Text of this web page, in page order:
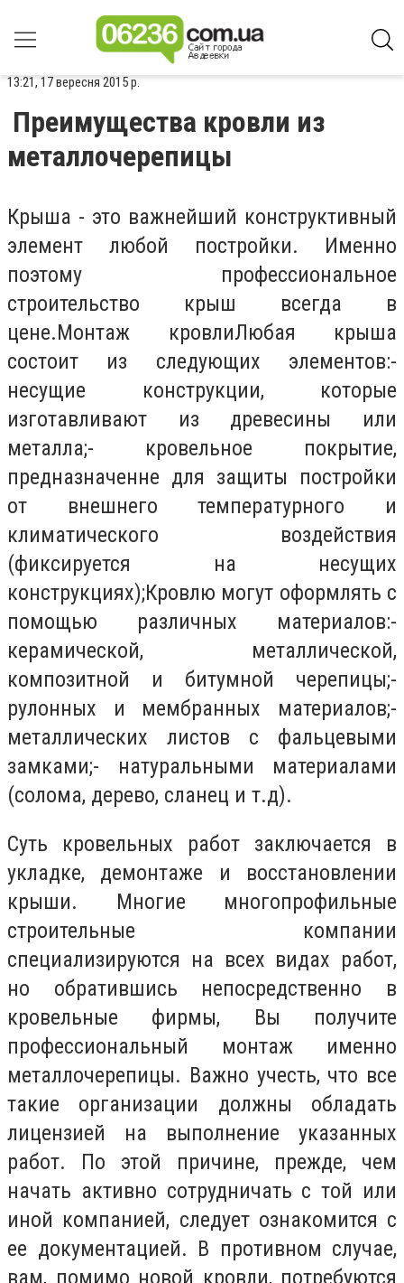
13:21, 17 вересня 2015 р.
Преимущества кровли из
металлочерепицы
Крыша - это важнейший конструктивный
элемент любой постройки. Именно
поэтому профессиональное
строительство крыш всегда в
цене.Монтаж кровлиЛюбая крыша
состоит из следующих элементов:-
несущие конструкции, которые
изготавливают из древесины или
металла;- кровельное покрытие,
предназначенне для защиты постройки
от внешнего температурного и
климатического воздействия
(фиксируется на несущих
конструкциях);Кровлю могут оформлять с
помощью различных материалов:-
керамической, металлической,
композитной и битумной черепицы;-
рулонных и мембранных материалов;-
металлических листов с фальцевыми
замками;- натуральными материалами
(солома, дерево, сланец и т.д).
Суть кровельных работ заключается в
укладке, демонтаже и восстановлении
крыши. Многие многопрофильные
строительные компании
специализируются на всех видах работ,
но обратившись непосредственно в
кровельные фирмы, Вы получите
профессиональный монтаж именно
металлочерепицы. Важно учесть, что все
такие организации должны обладать
лицензией на выполнение указанных
работ. По этой причине, прежде, чем
начать активно сотрудничать с той или
иной компанией, следует ознакомится с
ее документацией. В противном случае,
вам, помимо новой кровли, потребуются